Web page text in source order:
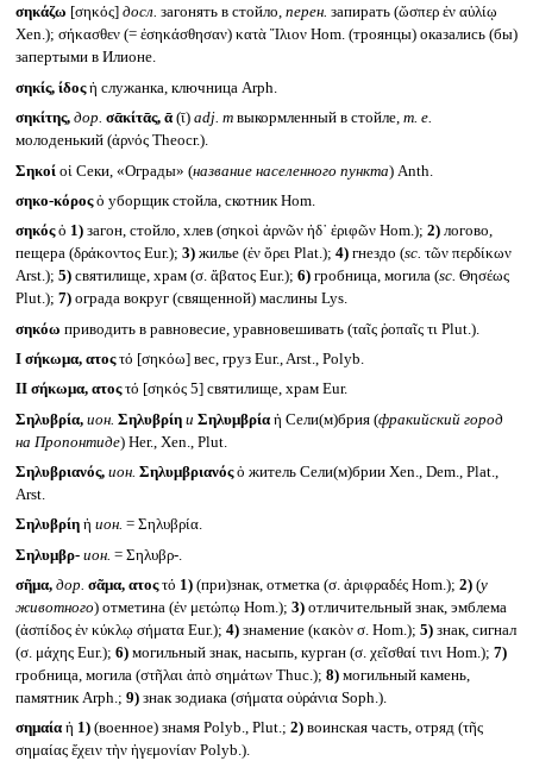
σηκάζω [σηκός] досл. загонять в стойло, перен. запирать (ὥσπερ ἐν αὐλίῳ
Xen.); σήκασθεν (= ἐσηκάσθησαν) κατὰ Ἴλιον Hom. (троянцы) оказались (бы)
запертыми в Илионе.
σηκίς, ίδοςἡ служанка, ключница Arph.
σηκίτης, дор. σᾱκίτᾱς, ᾱ(ῑ) adj. mвыкормленный в стойле, т. е.
молоденький (ἀρνός Theocr.).
Σηκοί οἱ Секи, «Ограды» (название населенного пункта) Anth.
σηκο-κόροςὁ уборщик стойла, скотник Hom.
σηκόςὁ 1)загон, стойло, хлев (σηκοὶ ἀρνῶν ἠδ᾽ ἐριφῶν Hom.); 2)логово,
пещера (δράκοντος Eur.); 3)жилье (ἐν ὄρει Plat.); 4)гнездо (sc. τῶν περδίκων
Arst.); 5)святилище, храм (σ. ἄβατος Eur.); 6)гробница, могила (sc. Θησέως
Plut.); 7)ограда вокруг (священной) маслины Lys.
σηκόω приводить в равновесие, уравновешивать (ταῖς ῥοπαῖς τι Plut.).
I σήκωμα, ατοςτό [σηκόω] вес, груз Eur., Arst., Polyb.
II σήκωμα, ατοςτό [σηκός 5] святилище, храм Eur.
Σηλυβρία, ион. Σηλυβρίη и Σηλυμβρίαἡ Сели(м)брия (фракийский город
на Пропонтиде) Her., Xen., Plut.
Σηλυβριανός, ион. Σηλυμβριανόςὁ житель Сели(м)брии Xen., Dem., Plat.,
Arst.
Σηλυβρίη ἡ ион. = Σηλυβρία.
Σηλυμβρ- ион. = Σηλυβρ-.
σῆμα, дор. σᾶμα, ατοςτό 1)(при)знак, отметка (σ. ἀριφραδές Hom.); 2)(у
животного) отметина (ἐν μετώπῳ Hom.); 3)отличительный знак, эмблема
(ἀσπίδος ἐν κύκλῳ σήματα Eur.); 4)знамение (κακὸν σ. Hom.); 5)знак, сигнал
(σ. μάχης Eur.); 6)могильный знак, насыпь, курган (σ. χεῖσθαί τινι Hom.); 7)
гробница, могила (στῆλαι ἀπὸ σημάτων Thuc.); 8)могильный камень,
памятник Arph.; 9)знак зодиака (σήματα οὐράνια Soph.).
σημαία ἡ 1)(военное) знамя Polyb., Plut.; 2)воинская часть, отряд (τῆς
σημαίας ἔχειν τὴν ἡγεμονίαν Polyb.).